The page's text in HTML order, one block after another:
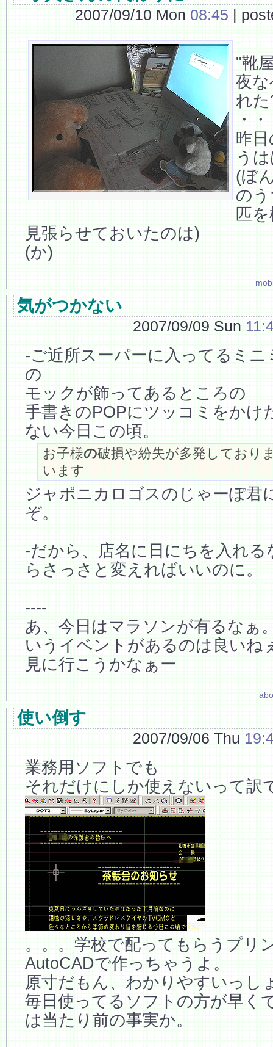
2007/09/10 Mon 08:45 |
"靴
夜
れ
・
昨
う
(ぼ
の
匹
見張らせておいたのは)
(か)
気がつかない
2007/09/09 Sun
-ご近所スーパーに入ってるミニ
の
モックが飾ってあるところの
手書きのPOPにツッコミをかけ
ない今日この頃。
お子様の破損や紛失が多発しており
います
ジャポニカロゴスのじゃーぽ君
ぞ。
-だから、店名に日にちを入れる
らさっさと変えればいいのに。
----
あ、今日はマラソンが有るなぁ
いうイベントがあるのは良いね
見に行こうかなぁー
使い倒す
2007/09/06 Thu
業務用ソフトでも
それだけにしか使えないって訳
。。。学校で配ってもらうプリ
AutoCADで作っちゃうよ。
原寸だもん、わかりやすいっし
毎日使ってるソフトの方が早く
は当たり前の事実か。